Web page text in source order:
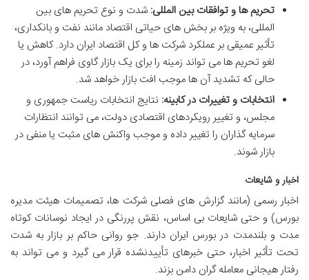
تحریم ها و توافقات بین المللی: شدت و نوع تحریم های بین
المللی، به ویژه بر بخش های حیاتی اقتصاد مانند نفت و بانکداری،
تأثیر عمیقی بر عملکرد شرکت ها و کل اقتصاد ایران دارد. کاهش یا
لغو تحریم ها می تواند زمینه را برای یک بازار گاوی فراهم آورد، در
حالی که تشدید آن ها موجب افت بازار خواهد شد.
انتخابات و تغییرات در کابینه: نتایج انتخابات ریاست جمهوری و
مجلس، و تغییر رویکردهای اقتصادی دولت، می توانند انتظارات
سرمایه گذاران را تغییر داده و موجب واکنش های مثبت یا منفی در
بازار شوند.
اخبار و شایعات
اخبار رسمی (مانند گزارش های فصلی شرکت ها، تصمیمات هیئت مدیره
بورس) و حتی شایعات بی اساس، نقش پررنگی در ایجاد نوسانات کوتاه
مدت و بلندمدت در بورس ایران دارند. جو روانی حاکم بر بازار به شدت
تحت تأثیر اخبار، حتی خبرهای تأییدنشده قرار می گیرد و می تواند به
رفتار هیجانی معامله گران دامن بزند.